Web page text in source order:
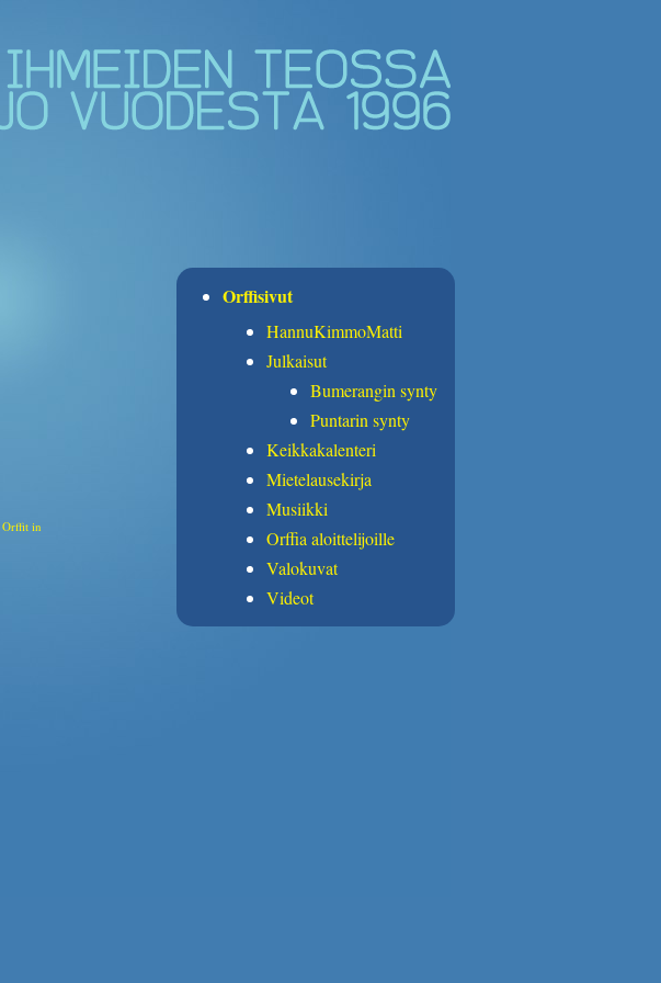
Orffit in
Orffisivut
HannuKimmoMatti
Julkaisut
Bumerangin synty
Puntarin synty
Keikkakalenteri
Mietelausekirja
Musiikki
Orffia aloittelijoille
Valokuvat
Videot